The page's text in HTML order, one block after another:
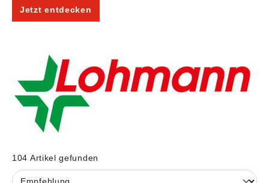
Jetzt entdecken
104 Artikel gefunden